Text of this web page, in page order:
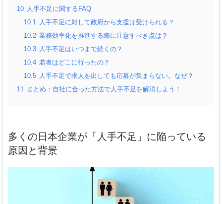
10 人手不足に関するFAQ
10.1 人手不足に対して政府から支援は受けられる？
10.2 業務効率化を推進する際に注意すべき点は？
10.3 人手不足はいつまで続くの？
10.4 若者はどこに行ったの？
10.5 人手不足で求人を出しても応募が集まらない。なぜ？
11 まとめ：自社に合った方法で人手不足を解消しよう！
多くの日本企業が「人手不足」に陥っている
原因と背景